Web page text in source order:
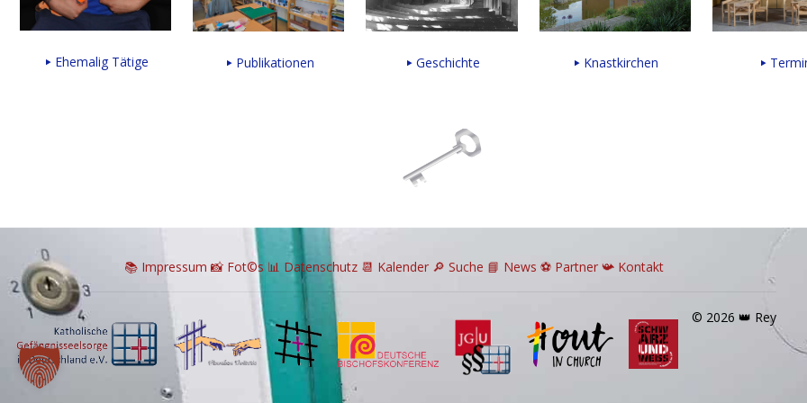
Ehemalig Tätige Publikationen Geschichte Knastkirchen
📚 Impressum 📸 Fot©s 📊 Datenschutz 📆 Kalender 🔎 Suche 📘 News ⚽ Partner 📯 Kontakt
© 2026 👑 Rey